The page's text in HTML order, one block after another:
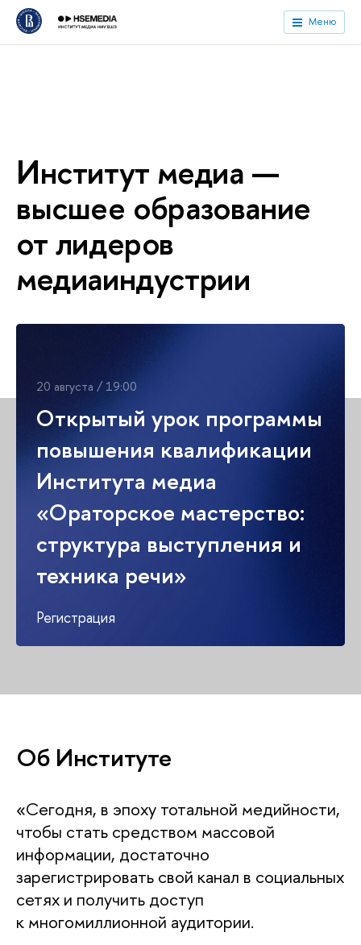
Меню
Институт медиа —
ысшее образование
от лидеро
медиаиндустрии
20 августа / 19:00
Открытый урок программы
повышения квалификации
Института медиа
«Ораторское мастерство:
структура выступления и
техника речи»
Регистрация
Об Институте
«Сегодня, в эпоху тотальной медийности,
чтобы стать средством массовой
информации, достаточно
зарегистрировать свой канал в социальных
сетях и получить доступ
к многомиллионной аудитории.